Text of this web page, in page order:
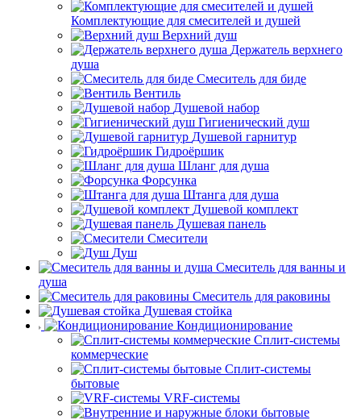
Комплектующие для смесителей и душей
Верхний душ
Держатель верхнего
душа
Смеситель для биде
Вентиль
Душевой набор
Гигиенический душ
Душевой гарнитур
Гидроёршик
Шланг для душа
Форсунка
Штанга для душа
Душевой комплект
Душевая панель
Смесители
Душ
Смеситель для ванны и
душа
Смеситель для раковины
Душевая стойка
Кондиционирование
Сплит-системы
коммерческие
Сплит-системы
бытовые
VRF-системы